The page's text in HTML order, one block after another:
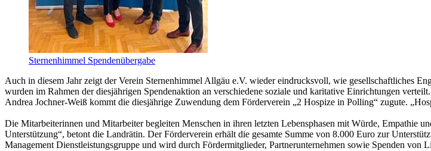
Sternenhimmel Spendenübergabe
Auch in diesem Jahr zeigt der Verein Sternenhimmel Allgäu e.V. wieder eindrucksvoll, wie gesellschaftliches
wurden im Rahmen der diesjährigen Spendenaktion an verschiedene soziale und karitative Einrichtungen
Andrea Jochner-Weiß kommt die diesjährige Zuwendung dem Förderverein „2 Hospize in Polling“ zugute.
Die Mitarbeiterinnen und Mitarbeiter begleiten Menschen in ihren letzten Lebensphasen mit Würde, Empathie
Unterstützung“, betont die Landrätin. Der Förderverein erhält die gesamte Summe von 8.000 Euro zur
Management Dienstleistungsgruppe und wird durch Fördermitglieder, Partnerunternehmen sowie Spenden von